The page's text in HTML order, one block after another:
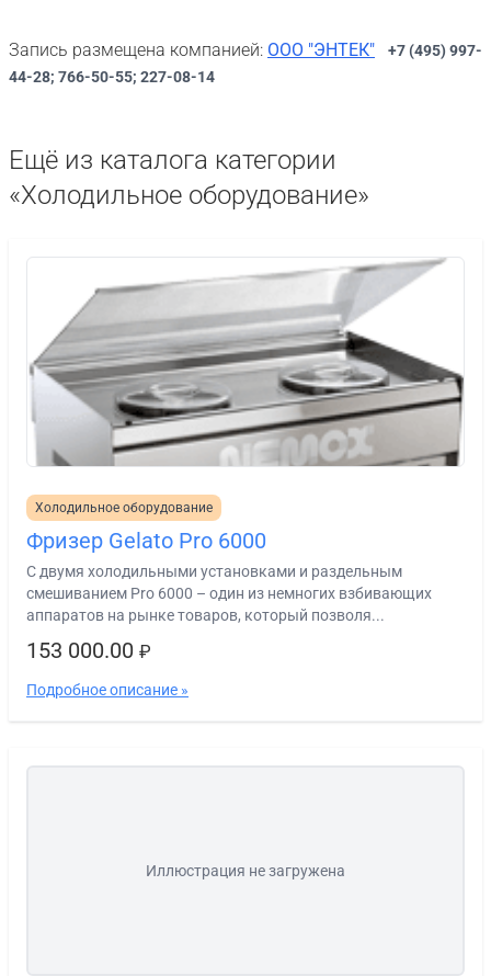
Запись размещена компанией: ООО "ЭНТЕК"
+7 (495) 997-
44-28; 766-50-55; 227-08-14
Ещё из каталога категории
«Холодильное оборудование»
Холодильное оборудование
Фризер Gelato Pro 6000
С двумя холодильными установками и раздельным
смешиванием Pro 6000 – один из немногих взбивающих
аппаратов на рынке товаров, который позволя...
153 000.00 ₽
Подробное описание »
Иллюстрация не загружена